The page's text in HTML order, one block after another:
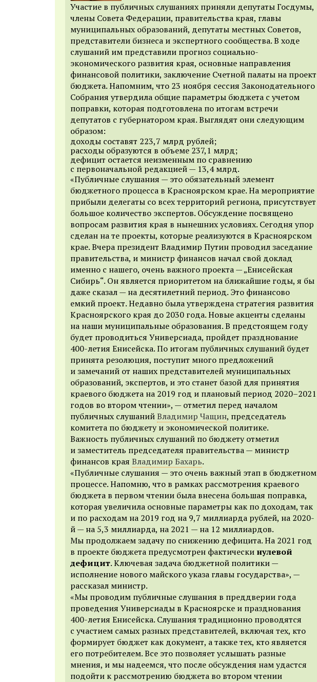
Участие в публичных слушаниях приняли депутатыГосдумы,
члены Совета Федерации, правительства края, главы
муниципальных образований, депутаты местных Советов,
представители бизнеса и экспертного сообщества. В ходе
слушаний им представили прогноз социально-
экономического развития края, основные направления
финансовой политики, заключение Счетной палаты на проект
бюджета.Напомним, что 23 ноября сессия Законодательного
Собрания утвердила общие параметры бюджета с учетом
поправки, которая подготовлена по итогам встречи
депутатов с губернатором края. Выглядят они следующим
образом:
доходы составят 223,7 млрд рублей;
расходы образуются в объеме 237,1 млрд;
дефицит остается неизменным по сравнению
с первоначальной редакцией — 13,4 млрд.
«Публичные слушания — это обязательный элемент
бюджетного процесса в Красноярском крае. На мероприятие
прибыли делегаты со всех территорий региона, присутствует
большое количество экспертов. Обсуждение посвящено
вопросам развития края в нынешних условиях. Сегодня упор
сделан на те проекты, которые реализуются в Красноярском
крае. Вчера президент Владимир Путин проводил заседание
правительства, и министр финансов начал свой доклад
именно с нашего, очень важного проекта — „Енисейская
Сибирь“. Он является приоритетом на ближайшие годы, я бы
даже сказал — на десятилетний период. Это финансово
емкий проект. Недавно была утверждена стратегия развития
Красноярского края до 2030 года. Новые акценты сделаны
на наши муниципальные образования. В предстоящем году
будет проводиться Универсиада, пройдет празднование
400-летия Енисейска. По итогам публичных слушаний будет
принята резолюция, поступит много предложений
и замечаний от наших представителей муниципальных
образований, экспертов, и это станет базой для принятия
краевого бюджета на 2019 год и плановый период 2020–2021
годов во втором чтении», — отметил перед началом
публичных слушанийВладимир Чащин, председатель
комитета по бюджету и экономической политике.
Важность публичных слушаний по бюджету отметил
и заместитель председателя правительства — министр
финансов края Владимир Бахарь.
«Публичные слушания — это очень важный этап в бюджетном
процессе. Напомню, что в рамках рассмотрения краевого
бюджета в первом чтении была внесена большая поправка,
которая увеличила основные параметры как по доходам, так
и по расходам на 2019 год на 9,7 миллиарда рублей, на 2020-
й — на 5,3 миллиарда, на 2021 — на 12 миллиардов.
Мы продолжаем задачу по снижению дефицита. На 2021 год
в проекте бюджета предусмотрен фактически нулевой
дефицит. Ключевая задача бюджетной политики —
исполнение нового майского указа главы государства», —
рассказал министр.
«Мы проводим публичные слушания в преддверии года
проведения Универсиады в Красноярске и празднования
400-летия Енисейска. Слушания традиционно проводятся
с участием самых разных представителей, включая тех, кто
формирует бюджет как документ, а также тех, кто является
его потребителем. Все это позволяет услышать разные
мнения, и мы надеемся, что после обсуждения нам удастся
подойти к рассмотрению бюджета во втором чтении